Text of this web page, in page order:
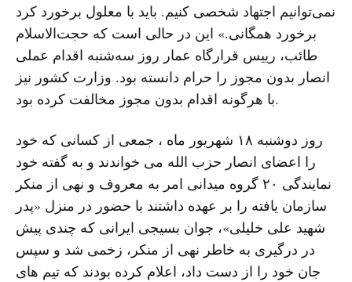
نمی‌توانیم اجتهاد شخصی کنیم. باید با معلول برخورد کرد
برخورد همگانی.» این در حالی است که حجت‌الاسلام
طائب، رییس قرارگاه عمار روز سه‌شنبه اقدام عملی
انصار بدون مجوز را حرام دانسته بود. وزارت کشور نیز
با هرگونه اقدام بدون مجوز مخالفت کرده بود.
روز دوشنبه ۱۸ شهریور ماه ، جمعی از کسانی که خود
را اعضای انصار حزب الله می خواندند و به گفته خود
نمایندگی ۲۰ گروه میدانی امر به معروف و نهی از منکر
سازمان یافته را بر عهده داشتند با حضور در منزل «پدر
شهید علی خلیلی»، جوان بسیجی ایرانی که چندی پیش
در درگیری به خاطر نهی از منکر، زخمی شد و سپس
جان خود را از دست داد، اعلام کرده بودند که تیم های